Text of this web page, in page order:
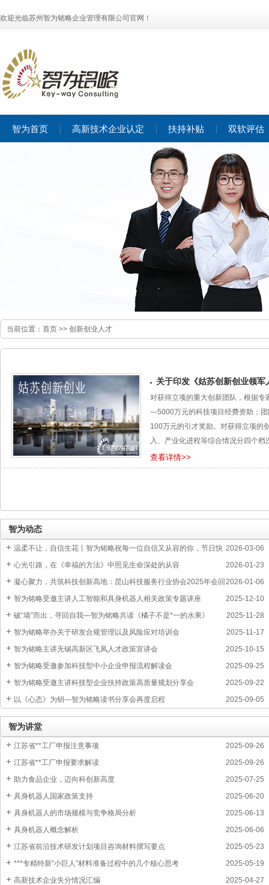
欢迎光临苏州智为铭略企业管理有限公司官网！
智为首页 高新技术企业认定 扶持补贴 双软评估
当前位置： 首页 >> 创新创业人才
关于印发《姑苏创新创业领
对获得立项的重大创新团队，根据
—5000万元的科技项目经费资助；
100万元的引才奖励。对获得立项的
入、产业化进程等综合情况分四个
200万元、300万元、500万元的科
业务收入超过3000万元或入选市独
查看详情>>
智为动态
2026-03-06
温柔不让，自信生花丨智为铭略祝每一位自信又从容的你，节日快
乐
2026-01-23
心光引路，在《幸福的方法》中照见生命深处的从容
2026-01-06
凝心聚力，共筑科技创新高地：昆山科技服务行业协会2025年会回
顾与展望
2025-12-10
智为铭略受邀主讲人工智能和具身机器人相关政策专题讲座
2025-11-28
破“墙”而出，寻回自我—智为铭略共读《橘子不是*一的水果》
2025-11-17
智为铭略举办关于研发合规管理以及风险应对培训会
2025-10-15
智为铭略主讲无锡高新区飞凤人才政策宣讲会
2025-09-25
智为铭略受邀参加科技型中小企业申报流程解读会
2025-09-22
智为铭略受邀主讲科技型企业扶持政策高质量规划分享会
2025-09-05
以《心态》为钥—智为铭略读书分享会再度启程
智为讲堂
2025-09-26
江苏省**工厂申报注意事项
2025-09-26
江苏省**工厂申报要求解读
2025-07-25
助力食品企业，迈向科创新高度
2025-06-20
具身机器人国家政策支持
2025-06-13
具身机器人的市场规模与竞争格局分析
2025-06-06
具身机器人概念解析
2025-05-23
江苏省前沿技术研发计划项目咨询材料撰写要点
2025-05-19
***专精特新“小巨人”材料准备过程中的几个核心思考
2025-04-27
高新技术企业失分情况汇编